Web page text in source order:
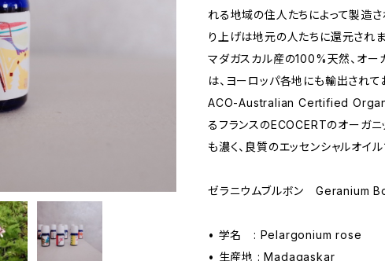
れる地域の住人たちによって製造
り上げは地元の人たちに還元されま
マダガスカル産の100%天然、オー
は、ヨーロッパ各地にも輸出されて
ACO-Australian Certified
るフランスのECOCERTのオーガニ
も濃く、良質のエッセンシャルオイル
ゼラニウムブルボン Geranium
• 学名 : Pelargonium rose
• 生産地 : Madagaskar